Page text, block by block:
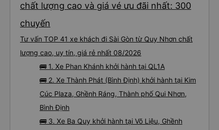
chất lượng cao và giá vé ưu đãi nhất: 300
chuyến
Tư vấn TOP 41 xe khách đi Sài Gòn từ Quy Nhơn chất
lượng cao, uy tín, giá rẻ nhất 08/2026
🚌 1. Xe Phan Khánh khởi hành tại QL1A
🚌 2. Xe Thành Phát (Bình Định) khởi hành tại Kim
Cúc Plaza, Ghềnh Ráng, Thành phố Qui Nhơn,
Bình Định
🚌 3. Xe Ba Quy khởi hành tại Võ Liệu, Ghềnh